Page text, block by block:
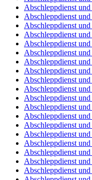
Abschleppdienst
Abschleppdienst
Abschleppdienst
Abschleppdienst
Abschleppdienst
Abschleppdienst
Abschleppdienst
Abschleppdienst
Abschleppdienst
Abschleppdienst
Abschleppdienst
Abschleppdienst
Abschleppdienst
Abschleppdienst
Abschleppdienst
Abschleppdienst
Abschleppdienst
Abschleppdienst
Abschleppdienst